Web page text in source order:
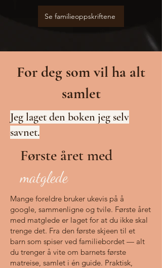
Se familieoppskriftene
For deg som vil ha alt
samlet
Jeg laget den boken jeg selv
savnet.
Første året med
matglede
Mange foreldre bruker ukevis på å
google, sammenligne og tvile. Første året
med matglede er laget for at du ikke skal
trenge det. Fra den første skjeen til et
barn som spiser ved familiebordet — alt
du trenger å vite om barnets første
matreise, samlet i én guide. Praktisk,